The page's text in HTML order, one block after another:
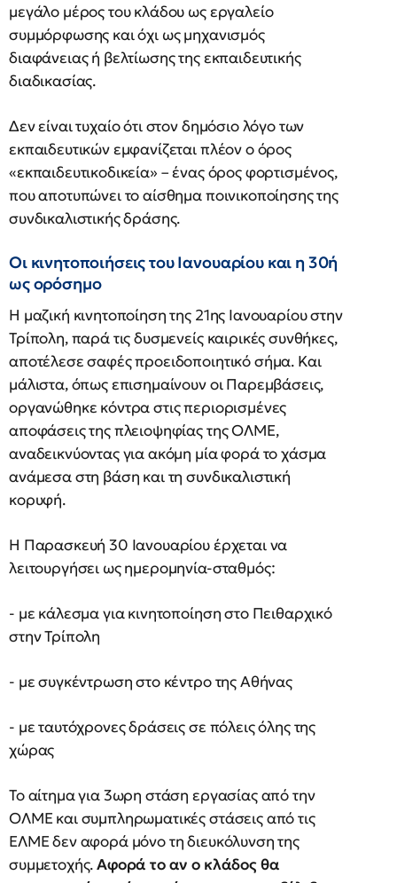
μεγάλο μέρος του κλάδου ως εργαλείο
συμμόρφωσης και όχι ως μηχανισμός
διαφάνειας ή βελτίωσης της εκπαιδευτικής
διαδικασίας.
Δεν είναι τυχαίο ότι στον δημόσιο λόγο των
εκπαιδευτικών εμφανίζεται πλέον ο όρος
«εκπαιδευτικοδικεία» – ένας όρος φορτισμένος,
που αποτυπώνει το αίσθημα ποινικοποίησης της
συνδικαλιστικής δράσης.
Οι κινητοποιήσεις του Ιανουαρίου και η 30ή
ως ορόσημο
Η μαζική κινητοποίηση της 21ης Ιανουαρίου στην
Τρίπολη, παρά τις δυσμενείς καιρικές συνθήκες,
αποτέλεσε σαφές προειδοποιητικό σήμα. Και
μάλιστα, όπως επισημαίνουν οι Παρεμβάσεις,
οργανώθηκε κόντρα στις περιορισμένες
αποφάσεις της πλειοψηφίας της ΟΛΜΕ,
αναδεικνύοντας για ακόμη μία φορά το χάσμα
ανάμεσα στη βάση και τη συνδικαλιστική
κορυφή.
Η Παρασκευή 30 Ιανουαρίου έρχεται να
λειτουργήσει ως ημερομηνία-σταθμός:
- με κάλεσμα για κινητοποίηση στο Πειθαρχικό
στην Τρίπολη
- με συγκέντρωση στο κέντρο της Αθήνας
- με ταυτόχρονες δράσεις σε πόλεις όλης της
χώρας
Το αίτημα για 3ωρη στάση εργασίας από την
ΟΛΜΕ και συμπληρωματικές στάσεις από τις
ΕΛΜΕ δεν αφορά μόνο τη διευκόλυνση της
συμμετοχής.Αφορά το αν ο κλάδος θα